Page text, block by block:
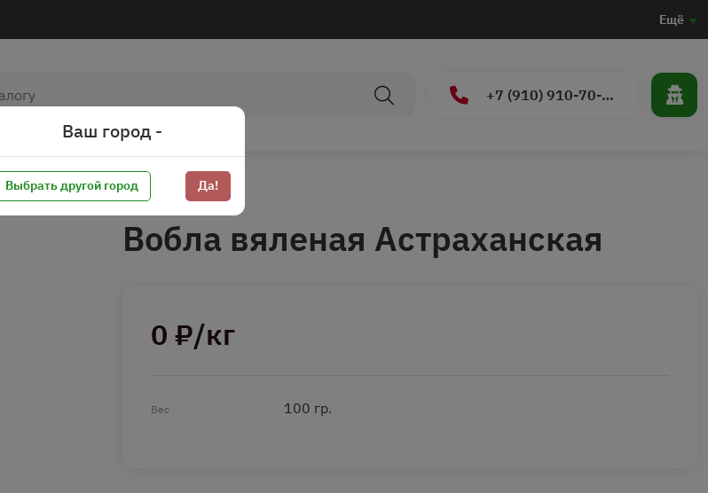
Ещё
+7 (910) 910-70-15
Вобла вяленая Астраханская
0 ₽/кг
Вес 100 гр.
Ваш город -
Выбрать другой город Да!